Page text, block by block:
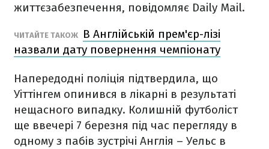
життєзабезпечення, повідомляє Daily Mail.
ЧИТАЙТЕ ТАКОЖ
В Англійській прем'єр-лізі
назвали дату повернення чемпіонату
Напередодні поліція підтвердила, що
Уіттінгем опинився в лікарні в результаті
нещасного випадку. Колишній футболіст
ще ввечері 7 березня під час перегляду в
одному з пабів зустрічі Англія – Уельс в